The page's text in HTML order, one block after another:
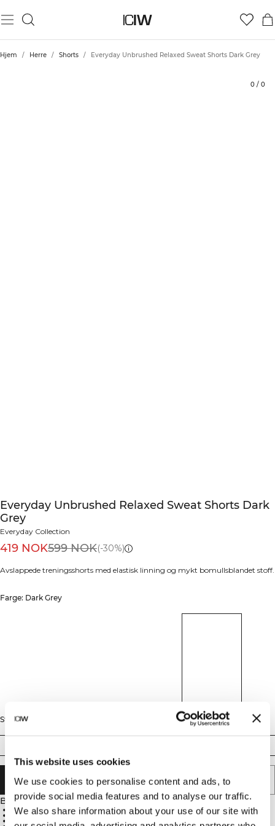
This website uses cookies
We use cookies to personalise content and ads, to
provide social media features and to analyse our traffic.
We also share information about your use of our site with
Hjem / Herre / Shorts / Everyday Unbrushed Relaxed Sweat Shorts Dark Grey
0 / 0
Everyday Unbrushed Relaxed Sweat Shorts Dark
Grey
Everyday Collection
419 NOK599 NOK(-30%)
Avslappede treningsshorts med elastisk linning og mykt bomullsblandet stoff.
Farge: Dark Grey
Størrelse
LEGG I HANDLEKURVEN
Beskrivelse
Løs rett passform
Elastisk linning
Bomullssnøring